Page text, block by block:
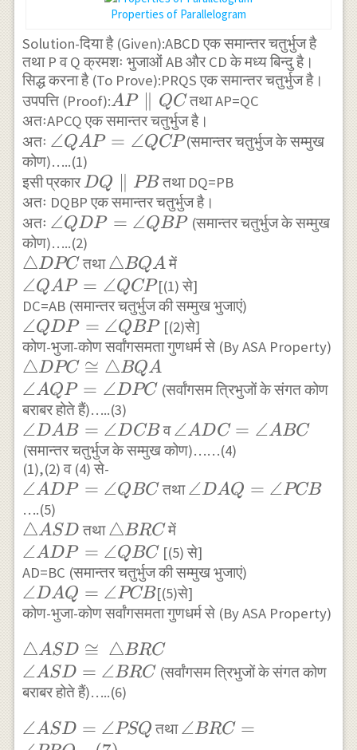
Properties of Parallelogram
Solution-दिया है (Given):ABCD एक समान्तर चतुर्भुज है
तथा P व Q क्रमशः भुजाओं AB और CD के मध्य बिन्दु है।
सिद्ध करना है (To Prove):PRQS एक समान्तर चतुर्भुज है।
उपपत्ति (Proof):AP
\parallel
QC
AP QC तथा AP=QC
अतःAPCQ एक समान्तर चतुर्भुज है।
अतः \angle
QAP=\angle
QCP
∠QAP = ∠QCP(समान्तर चतुर्भुज के सम्मुख
कोण)…..(1)
इसी प्रकारDQ
\parallel
PB
DQ PB तथा DQ=PB
अतः DQBP एक समान्तर चतुर्भुज है।
अतः \angle
QDP=\angle
QBP
∠QDP = ∠QBP (समान्तर चतुर्भुज के सम्मुख
कोण)…..(2)
\triangle
DPC
△DPC तथा\triangle
BQA
△BQAमें
\angle
QAP=\angle
QCP
∠QAP = ∠QCP[(1) से]
DC=AB (समान्तर चतुर्भुज की सम्मुख भुजाएं)
\angle
QDP=\angle
QBP
∠QDP = ∠QBP [(2)से]
कोण-भुजा-कोण सर्वांगसमता गुणधर्म से (By ASA Property)
\triangle
DPC \cong
\triangle
BQA \\
\angle
AQP=\angle
DPC
△DPC ≅ △BQA
∠AQP = ∠DPC (सर्वांगसम त्रिभुजों के संगत कोण
बराबर होते हैं)…..(3)
\angle
DAB=\angle
DCB
∠DAB = ∠DCBव\angle
ADC=\angle
∠ADC = ∠ABC
(समान्तर चतुर्भुज के सम्मुख कोण)……(4)
(1),(2) व (4) से-
\angle
ADP=\angle
QBC
∠ADP = ∠QBC तथा\angle
∠DAQ = ∠PCB
….(5)
\triangle
ASD
△ASD तथा\triangle
BRC
△BRC में
\angle
ADP=\angle
QBC
∠ADP = ∠QBC [(5) से]
AD=BC (समान्तर चतुर्भुज की सम्मुख भुजाएं)
\angle
DAQ=\angle
PCB
∠DAQ = ∠PCB[(5)से]
कोण-भुजा-कोण सर्वांगसमता गुणधर्म से (By ASA Property)
\triangle
ASD
\cong
BRC
△ASD ≅ △BRC
\angle
ASD=\angle
BRC
∠ASD = ∠BRC (सर्वांगसम त्रिभुजों के संगत कोण
बराबर होते हैं)…..(6)
\angle
∠ASD = ∠PSQ तथा\angle
∠BRC =